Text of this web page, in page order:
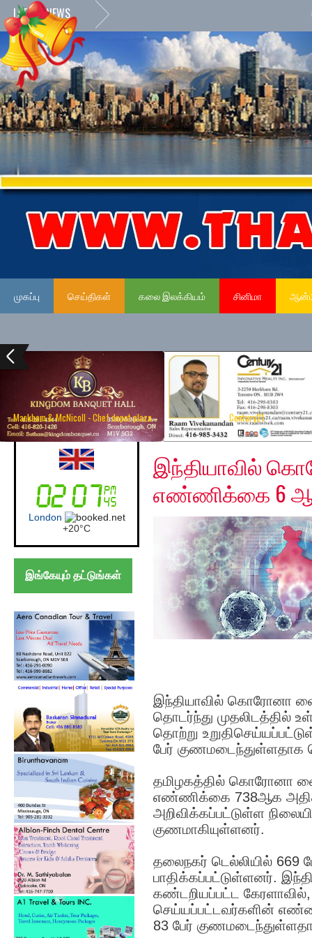
LATEST NEWS
முகப்பு செய்திகள் கலை இலக்கியம் சினிமா
Markham & McNicoll - Chef depot plaza Century21
Australia (Sydney)
Sydney
+17°C
இங்கேயும் தட்டுங்கள்
Friday, April 10, 2020
இந்தியாவில்
எண்ணிக்கை 6
இந்தியாவில் கொரோனா
தொடர்ந்து முதலிடத்தில்
தொற்று
பேர் குணமடைந்துள்ளதாக
தமிழகத்தில் கொரோனா
எண்ணிக்கை 738ஆக
அறிவிக்கப்பட்டுள்ள
குணமாகியுள்ளனர்.
தலைநகர் டெல்லியில் 669
பாதிக்கப்பட்டுள்ளனர்.
கண்டறியப்பட்ட
செய்யப்பட்டவர்களின்
83 பேர்